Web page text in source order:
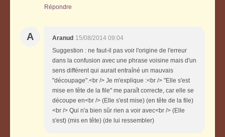
Répondre
A Aranud 15/08/2014 09:04
Suggestion : ne faut-il pas voir l'origine de l'erreur
dans la confusion avec une phrase voisine mais d'un
sens différent qui aurait entraîné un mauvais
"découpage".<br /> Je m'explique :<br /> "Elle s'est
mise en tête de la file" me paraît correcte, car elle se
découpe en<br /> (Elle s'est mise) (en tête de la file)
<br /> Qui n'a bien sûr rien a voir avec<br /> (Elle
s'est) (mis en tête) (de lui ressembler)